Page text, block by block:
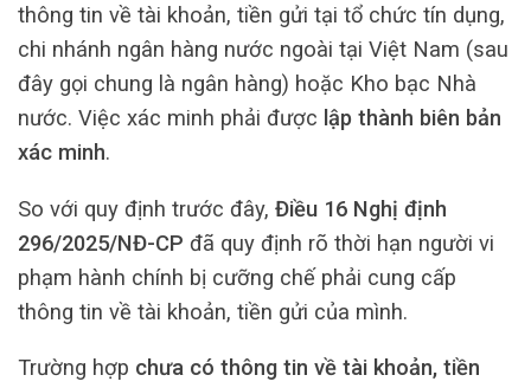
thông tin về tài khoản, tiền gửi tại tổ chức tín dụng,
chi nhánh ngân hàng nước ngoài tại Việt Nam (sau
đây gọi chung là ngân hàng) hoặc Kho bạc Nhà
nước. Việc xác minh phải được lập thành biên bản
xác minh.
So với quy định trước đây, Điều 16 Nghị định
296/2025/NĐ-CP đã quy định rõ thời hạn người vi
phạm hành chính bị cưỡng chế phải cung cấp
thông tin về tài khoản, tiền gửi của mình.
Trường hợp chưa có thông tin về tài khoản, tiền